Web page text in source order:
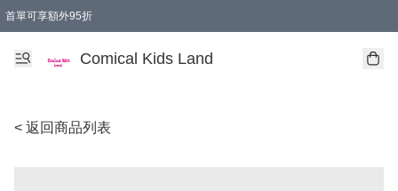
首單可享額外95折
Comical Kids Land
< 返回商品列表